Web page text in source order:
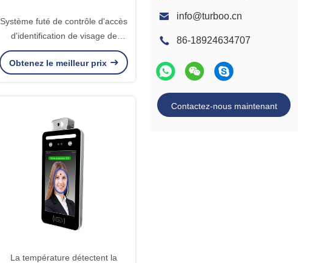
info@turboo.cn
86-18924634707
Contactez-nous maintenant
Système futé de contrôle d'accès
d'identification de visage de
thermomètre de 10 langues
Obtenez le meilleur prix
La température détectent la